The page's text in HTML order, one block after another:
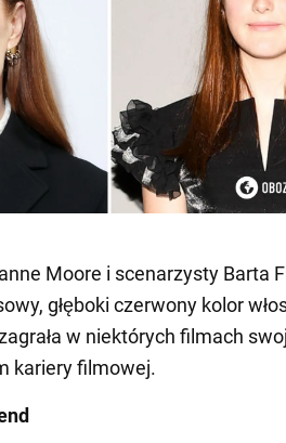
Moore i scenarzysty Barta
głęboki czerwony kolor
w niektórych filmach
kariery filmowej.